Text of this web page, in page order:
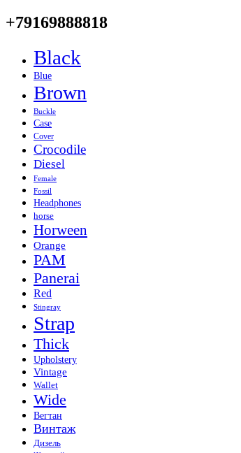
+79169888818
Black
Blue
Brown
Buckle
Case
Cover
Crocodile
Diesel
Female
Fossil
Headphones
horse
Horween
Orange
PAM
Panerai
Red
Stingray
Strap
Thick
Upholstery
Vintage
Wallet
Wide
Вегтан
Винтаж
Дизель